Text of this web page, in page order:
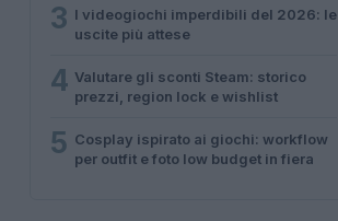
3 I videogiochi imperdibili del 2026: le
uscite più attese
4 Valutare gli sconti Steam: storico
prezzi, region lock e wishlist
5 Cosplay ispirato ai giochi: workflow
per outfit e foto low budget in fiera